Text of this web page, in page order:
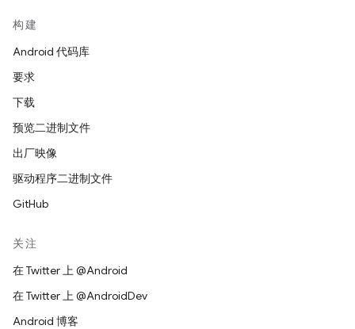
构建
Android 代码库
要求
下载
预览二进制文件
出厂映像
驱动程序二进制文件
GitHub
关注
在 Twitter 上 @Android
在 Twitter 上 @AndroidDev
Android 博客